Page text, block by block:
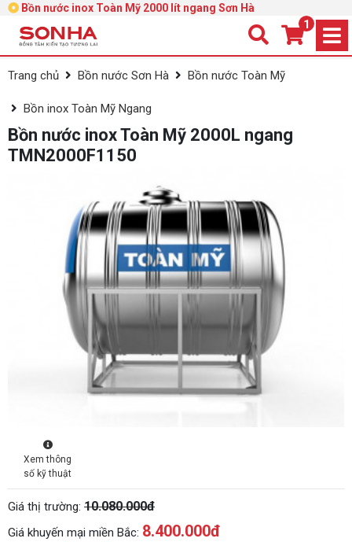
Bồn nước inox Toàn Mỹ 2000 lít ngang Sơn Hà
1
Trang chủ Bồn nước Sơn Hà Bồn nước Toàn Mỹ
Bồn inox Toàn Mỹ Ngang
Bồn nước inox Toàn Mỹ 2000L ngang
TMN2000F1150
Xem thông
số kỹ thuật
Giá thị trường: 10.080.000đ
Giá khuyến mại miền Bắc: 8.400.000đ